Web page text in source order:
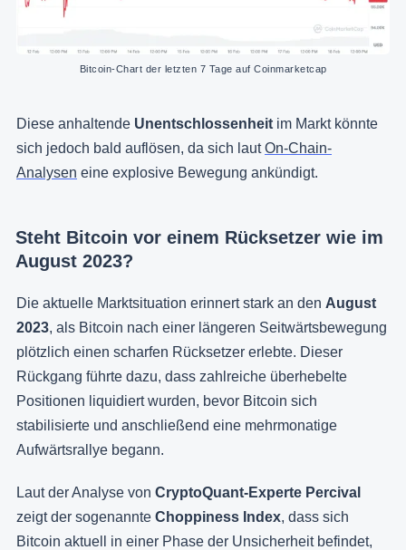
Bitcoin-Chart der letzten 7 Tage auf Coinmarketcap
Diese anhaltende Unentschlossenheit im Markt könnte
sich jedoch bald auflösen, da sich lautOn-Chain-
Analysen eine explosive Bewegung ankündigt.
Steht Bitcoin vor einem Rücksetzer wie im
August 2023?
Die aktuelle Marktsituation erinnert stark an den August
2023, als Bitcoin nach einer längeren Seitwärtsbewegung
plötzlich einen scharfen Rücksetzer erlebte. Dieser
Rückgang führte dazu, dass zahlreiche überhebelte
Positionen liquidiert wurden, bevor Bitcoin sich
stabilisierte und anschließend eine mehrmonatige
Aufwärtsrallye begann.
Laut der Analyse von CryptoQuant-Experte Percival
zeigt der sogenannte Choppiness Index, dass sich
Bitcoin aktuell in einer Phase der Unsicherheit befindet,